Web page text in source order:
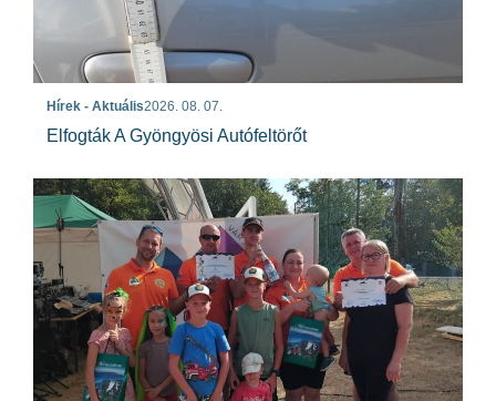
Hírek - Aktuális2026. 08. 07.
Elfogták A Gyöngyösi Autófeltörőt